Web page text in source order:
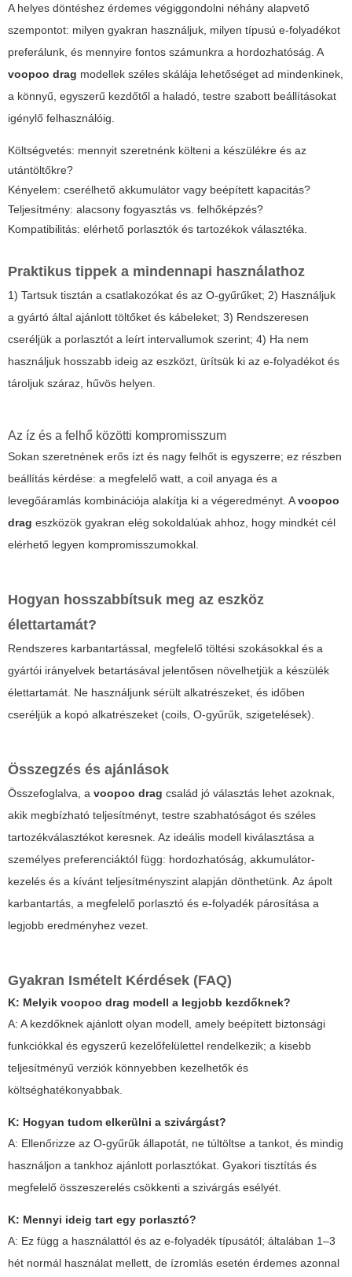
A helyes döntéshez érdemes végiggondolni néhány alapvető
szempontot: milyen gyakran használjuk, milyen típusú e-folyadékot
preferálunk, és mennyire fontos számunkra a hordozhatóság. A
voopoo drag modellek széles skálája lehetőséget ad mindenkinek,
a könnyű, egyszerű kezdőtől a haladó, testre szabott beállításokat
igénylő felhasználóig.
Költségvetés: mennyit szeretnénk költeni a készülékre és az
utántöltőkre?
Kényelem: cserélhető akkumulátor vagy beépített kapacitás?
Teljesítmény: alacsony fogyasztás vs. felhőképzés?
Kompatibilitás: elérhető porlasztók és tartozékok választéka.
Praktikus tippek a mindennapi használathoz
1) Tartsuk tisztán a csatlakozókat és az O-gyűrűket; 2) Használjuk
a gyártó által ajánlott töltőket és kábeleket; 3) Rendszeresen
cseréljük a porlasztót a leírt intervallumok szerint; 4) Ha nem
használjuk hosszabb ideig az eszközt, ürítsük ki az e-folyadékot és
tároljuk száraz, hűvös helyen.
Az íz és a felhő közötti kompromisszum
Sokan szeretnének erős ízt és nagy felhőt is egyszerre; ez részben
beállítás kérdése: a megfelelő watt, a coil anyaga és a
levegőáramlás kombinációja alakítja ki a végeredményt. Avoopoo
drag eszközök gyakran elég sokoldalúak ahhoz, hogy mindkét cél
elérhető legyen kompromisszumokkal.
Hogyan hosszabbítsuk meg az eszköz
élettartamát?
Rendszeres karbantartással, megfelelő töltési szokásokkal és a
gyártói irányelvek betartásával jelentősen növelhetjük a készülék
élettartamát. Ne használjunk sérült alkatrészeket, és időben
cseréljük a kopó alkatrészeket (coils, O-gyűrűk, szigetelések).
Összegzés és ajánlások
Összefoglalva, a voopoo drag család jó választás lehet azoknak,
akik megbízható teljesítményt, testre szabhatóságot és széles
tartozékválasztékot keresnek. Az ideális modell kiválasztása a
személyes preferenciáktól függ: hordozhatóság, akkumulátor-
kezelés és a kívánt teljesítményszint alapján dönthetünk. Az ápolt
karbantartás, a megfelelő porlasztó és e-folyadék párosítása a
legjobb eredményhez vezet.
Gyakran Ismételt Kérdések (FAQ)
K: Melyik voopoo drag modell a legjobb kezdőknek?
A: A kezdőknek ajánlott olyan modell, amely beépített biztonsági
funkciókkal és egyszerű kezelőfelülettel rendelkezik; a kisebb
teljesítményű verziók könnyebben kezelhetők és
költséghatékonyabbak.
K: Hogyan tudom elkerülni a szivárgást?
A: Ellenőrizze az O-gyűrűk állapotát, ne túltöltse a tankot, és mindig
használjon a tankhoz ajánlott porlasztókat. Gyakori tisztítás és
megfelelő összeszerelés csökkenti a szivárgás esélyét.
K: Mennyi ideig tart egy porlasztó?
A: Ez függ a használattól és az e-folyadék típusától; általában 1–3
hét normál használat mellett, de ízromlás esetén érdemes azonnal